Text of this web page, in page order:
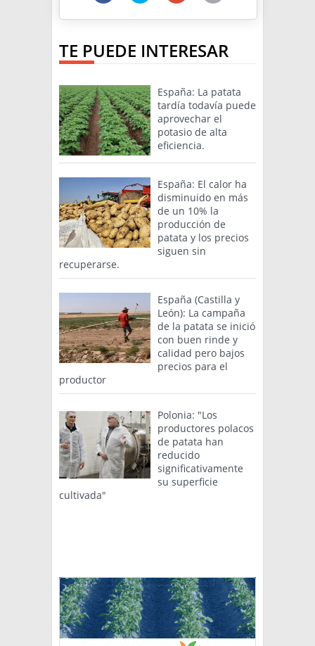
TE PUEDE INTERESAR
España: La patata
tardía todavía puede
aprovechar el
potasio de alta
eficiencia.
España: El calor ha
disminuido en más
de un 10% la
producción de
patata y los precios
siguen sin
recuperarse.
España (Castilla y
León): La campaña
de la patata se inició
con buen rinde y
calidad pero bajos
precios para el
productor
Polonia: "Los
productores polacos
de patata han
reducido
significativamente
su superficie
cultivada"